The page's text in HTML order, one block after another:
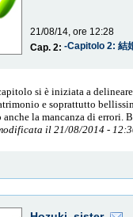
21/08/14, ore 12:28
Cap. 2:-Capitolo 2: 結
si è iniziata a
e soprattutto
anche la mancanza di errori.
il 21/08/2014 -